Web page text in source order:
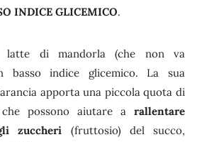
INDICE GLICEMICO.
di mandorla (che non va
basso indice glicemico. La sua
apporta una piccola quota di
possono aiutare a rallentare
zuccheri (fruttosio) del succo,